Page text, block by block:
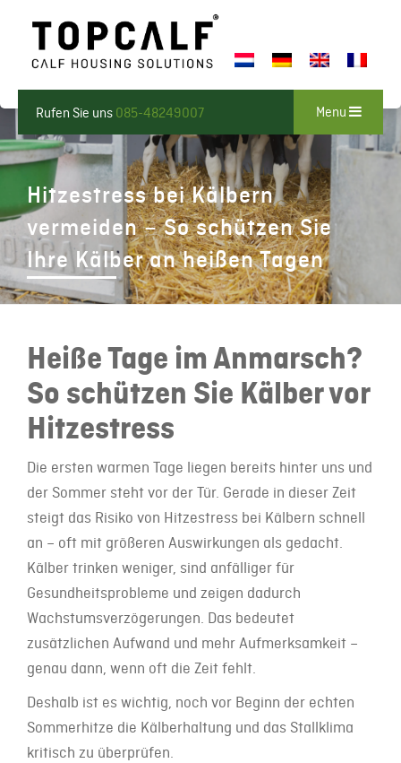
Rufen Sie uns 085-48249007 Menu
Hitzestress bei Kälbern
vermeiden – So schützen Sie
Ihre Kälber an heißen Tagen
Heiße Tage im Anmarsch?
So schützen Sie Kälber vor
Hitzestress
Die ersten warmen Tage liegen bereits hinter uns und
der Sommer steht vor der Tür. Gerade in dieser Zeit
steigt das Risiko von Hitzestress bei Kälbern schnell
an – oft mit größeren Auswirkungen als gedacht.
Kälber trinken weniger, sind anfälliger für
Gesundheitsprobleme und zeigen dadurch
Wachstumsverzögerungen. Das bedeutet
zusätzlichen Aufwand und mehr Aufmerksamkeit –
genau dann, wenn oft die Zeit fehlt.
Deshalb ist es wichtig, noch vor Beginn der echten
Sommerhitze die Kälberhaltung und das Stallklima
kritisch zu überprüfen.